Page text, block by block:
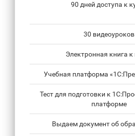
90 дней доступа к
30 видеоуроков
Электронная книга к
Учебная платформа
Тест для подготовки к
платформе
Выдаем документ об